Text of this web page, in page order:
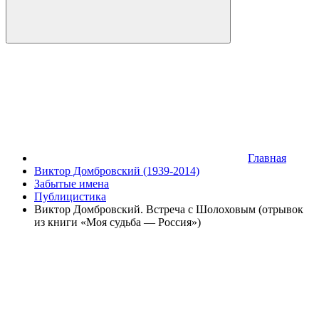
Главная
Виктор Домбровский (1939-2014)
Забытые имена
Публицистика
Виктор Домбровский. Встреча с Шолоховым (отрывок
из книги «Моя судьба — Россия»)